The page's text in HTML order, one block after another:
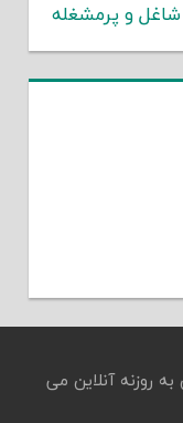
شاغل و پرمشغله
روزنه آنلاین می